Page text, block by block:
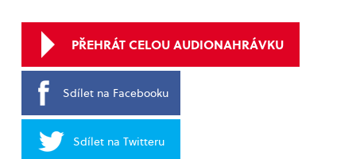
PŘEHRÁT CELOU AUDIONAHRÁVKU
Sdílet na Facebooku
Sdílet na Twitteru